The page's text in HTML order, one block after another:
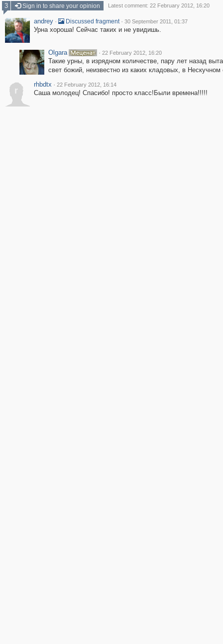
3
Sign in to share your opinion Latest comment: 22 February 2012, 16:20
andrey · Discussed fragment · 30 September 2011, 01:37
Урна хороша! Сейчас таких и не увидишь.
Olgara · 22 February 2012, 16:20
Такие урны, в изрядном количестве, пару лет назад
свет божий, неизвестно из каких кладовых, в Нескучном
r
rhbdtx · 22 February 2012, 16:14
Саша молодец! Спасибо! просто класс!Были времена!!!!!